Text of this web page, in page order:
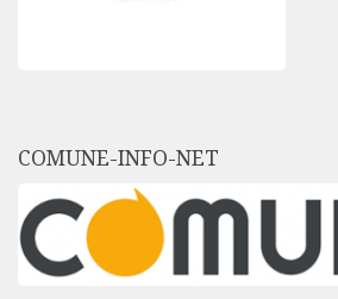
COMUNE-INFO-NET